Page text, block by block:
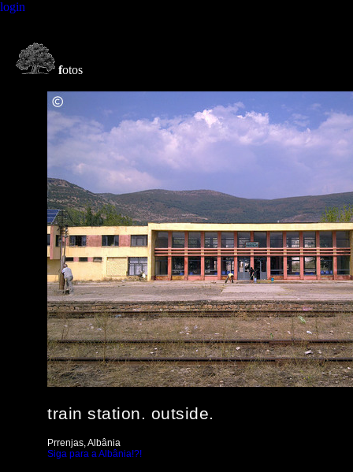
login
fotos
train station. outside.
Prrenjas, Albânia
Siga para a Albânia!?!